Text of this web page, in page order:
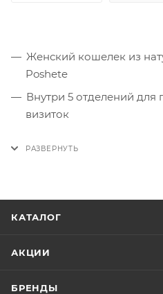
Женский кошелек из
Poshete
Внутри 5 отделений для
визиток
молнии
Отделение на замке для
КАТАЛОГ
АКЦИИ
БРЕНДЫ